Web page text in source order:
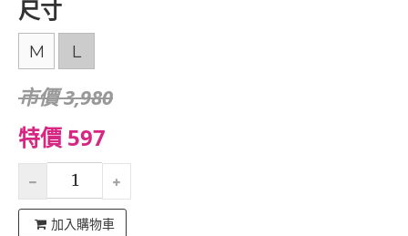
尺寸
M L
市價 3,980
特價 597
加入購物車